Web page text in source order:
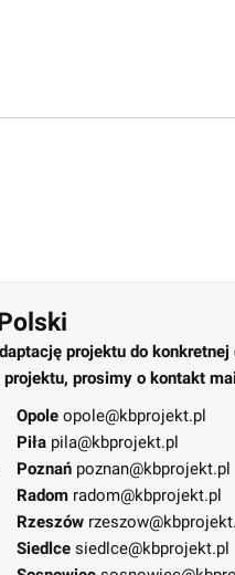
projektu do konkretnej
prosimy o kontakt
Opole opole@kbprojekt.pl
Piła pila@kbprojekt.pl
Poznań poznan@kbprojekt.pl
Radom radom@kbprojekt.pl
Rzeszów
Siedlce siedlce@kbprojekt.pl